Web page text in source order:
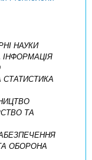
НАУКИ
ІНФОРМАЦІЯ
ТА
ОБОРОНА